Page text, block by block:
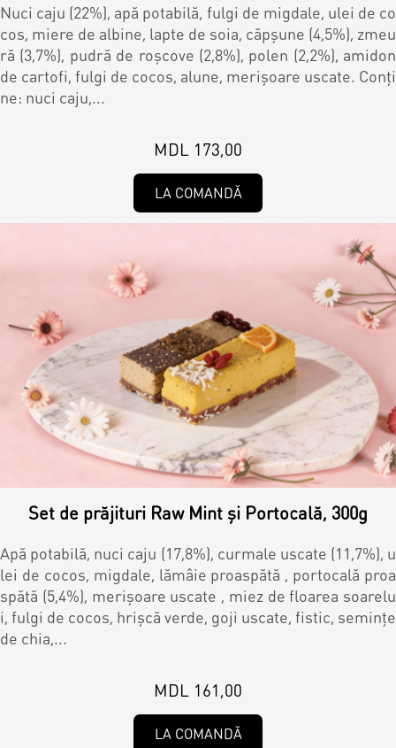
Nuci caju (22%), apă potabilă, fulgi de migdale, ulei de co
cos, miere de albine, lapte de soia, căpșune (4,5%), zmeu
ră (3,7%), pudră de roșcove (2,8%), polen (2,2%), amidon
de cartofi, fulgi de cocos, alune, merişoare uscate. Conți
ne: nuci caju,...
MDL 173,00
LA COMANDĂ
Set de prăjituri Raw Mint și Portocală, 300g
Apă potabilă, nuci caju (17,8%), curmale uscate (11,7%), u
lei de cocos, migdale, lămâie proaspătă , portocală proa
spătă (5,4%), merişoare uscate , miez de floarea soarelu
i, fulgi de cocos, hrișcă verde, goji uscate, fistic, semințe
de chia,...
MDL 161,00
LA COMANDĂ